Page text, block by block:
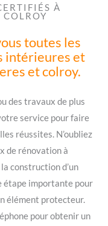
À
COLROY
toutes les
intérieures et
et colroy.
des travaux de plus
service pour faire
réussites. N’oubliez
de rénovation à
construction d’un
étape importante pour
élément protecteur.
pour obtenir un